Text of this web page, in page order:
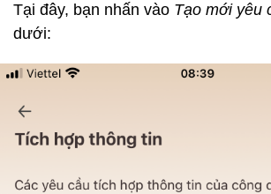
Tại đây, bạn nhấn vào Tạo mới yêu
dưới: